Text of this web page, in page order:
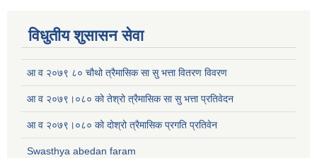
विधुतीय शुसासन सेवा
आ व २०७९ ८० चौथो त्रैमासिक सा सु भत्ता वितरण विवरण
आ व २०७९।०८० को तेश्रो त्रैमासिक सा सु भत्ता प्रतिवेदन
आ व २०७९।०८० को दोश्रो त्रैमासिक प्रगति प्रतिवेन
Swasthya abedan faram